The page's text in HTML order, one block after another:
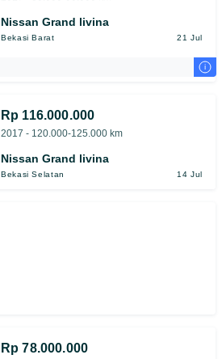
Nissan Grand livina
Bekasi Barat 21 Jul
i
Rp 116.000.000
2017 - 120.000-125.000 km
Nissan Grand livina
Bekasi Selatan 14 Jul
Rp 78.000.000